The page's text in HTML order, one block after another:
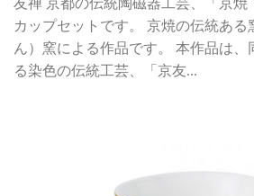
カップセットです。 京焼の伝統ある
ん）窯による作品です。 本作品は、
る染色の伝統工芸、「京友...